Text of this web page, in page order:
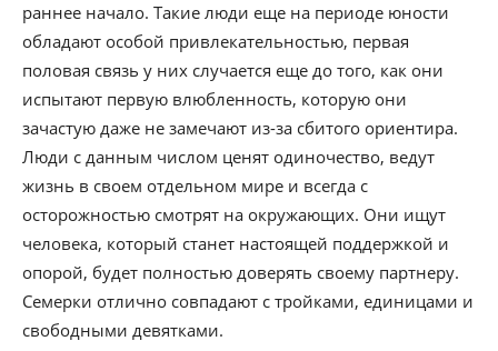
раннее начало. Такие люди еще на периоде юности
обладают особой привлекательностью, первая
половая связь у них случается еще до того, как они
испытают первую влюбленность, которую они
зачастую даже не замечают из-за сбитого ориентира.
Люди с данным числом ценят одиночество, ведут
жизнь в своем отдельном мире и всегда с
осторожностью смотрят на окружающих. Они ищут
человека, который станет настоящей поддержкой и
опорой, будет полностью доверять своему партнеру.
Семерки отлично совпадают с тройками, единицами и
свободными девятками.